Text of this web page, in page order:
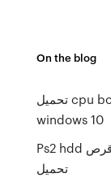
On the blog
تحميل cpu booster
windows 10
Ps2 hdd فائدة قرص iso
تحميل